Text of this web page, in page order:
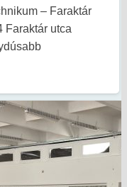
– Faraktár
Faraktár utca